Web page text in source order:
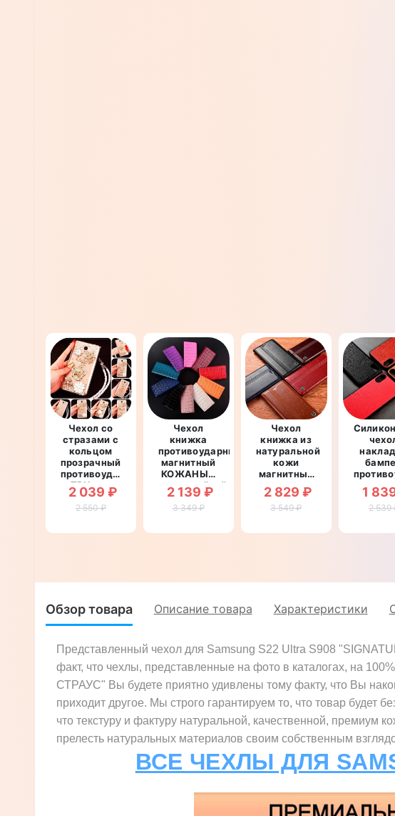
Чехол со
стразами с
кольцом
прозрачный
противоударный
TPU для
Samsung
S22 Ultra
"ROYALER"
2 039 ₽
2 550 ₽
Чехол
книжка
противоударный
магнитный
КОЖАНЫЙ
влагостойкий
для
Samsung
S908
2 139 ₽
3 349 ₽
Чехол
книжка из
натуральной
кожи
магнитный
противоударный
для
Samsung
S908
2 829 ₽
3 549 ₽
со
1
2 539
Обзор товара Описание товара Характеристики
Представленный чехол для Samsung S22 Ultra S908
факт, что чехлы, представленные на фото в каталогах, на
СТРАУС" Вы будете приятно удивлены тому факту, что Вы
приходит другое. Мы строго гарантируем то, что товар будет
что текстуру и фактуру натуральной, качественной, премиум
прелесть натуральных материалов своим собственным
ВСЕ ЧЕХЛЫ ДЛЯ